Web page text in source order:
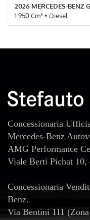
2026 MERCEDES-BENZ
1.950 Cm³ • Diesel
Servosterzo •
• Telecamera per
Concessionaria
Mercedes-Benz
AMG Performance
Viale Berti Pichat 10,
Concessionaria
Benz.
Via Bentini 111